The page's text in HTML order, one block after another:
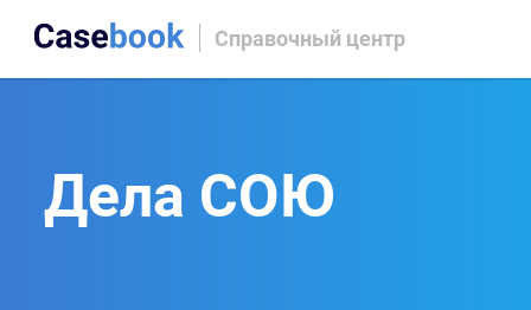
Справочный центр
Дела СОЮ